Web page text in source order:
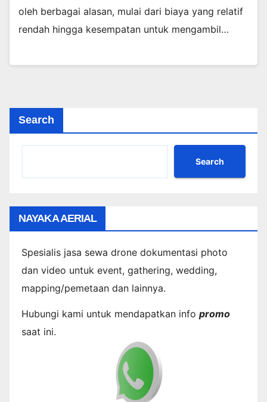
oleh berbagai alasan, mulai dari biaya yang relatif
rendah hingga kesempatan untuk mengambil…
Search
Search
NAYAKA AERIAL
Spesialis jasa sewa drone dokumentasi photo
dan video untuk event, gathering, wedding,
mapping/pemetaan dan lainnya.
Hubungi kami untuk mendapatkan info promo
saat ini.